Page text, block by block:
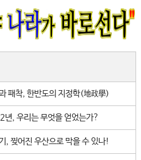
패착, 한반도의 지정학(地政學)
년, 우리는 무엇을 얻었는가?
, 찢어진 우산으로 막을 수 있나!